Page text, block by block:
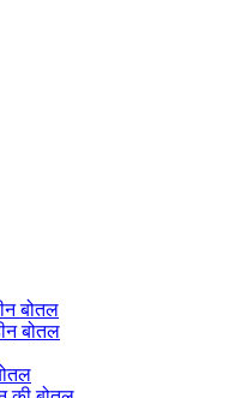
बोतल
बोतल